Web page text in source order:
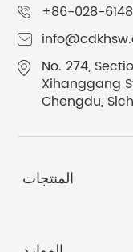
+86-028-
No. 274,
Xihanggang
Chengdu,
المنتجات